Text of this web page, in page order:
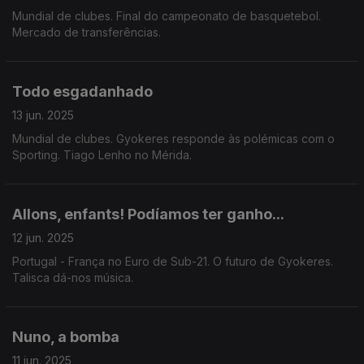
Mundial de clubes. Final do campeonato de basquetebol.
Mercado de transferências.
Todo esgadanhado
13 jun. 2025
Mundial de clubes. Gyokeres responde às polémicas com o
Sporting. Tiago Lenho no Mérida.
Allons, enfants! Podíamos ter ganho...
12 jun. 2025
Portugal - França no Euro de Sub-21. O futuro de Gyokeres.
Talisca dá-nos música.
Nuno, a bomba
11 jun. 2025